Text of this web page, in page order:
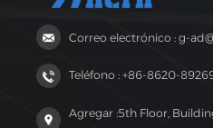
Correo electrónico : g-
Teléfono : +86-8620-
Agregar :5th Floor,